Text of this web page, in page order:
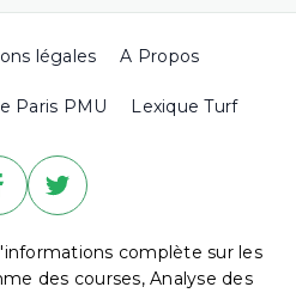
légales A Propos
Paris PMU Lexique Turf
complète sur les
des courses, Analyse des